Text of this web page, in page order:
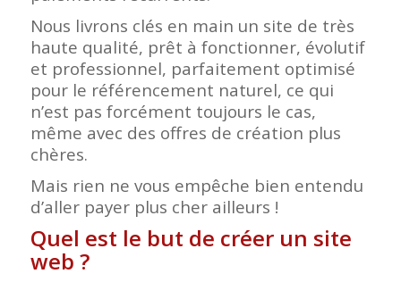
Nous livrons clés en main un site de très
haute qualité, prêt à fonctionner, évolutif
et professionnel, parfaitement optimisé
pour le référencement naturel, ce qui
n’est pas forcément toujours le cas,
même avec des offres de création plus
chères.
Mais rien ne vous empêche bien entendu
d’aller payer plus cher ailleurs !
Quel est le but de créer un site
web ?